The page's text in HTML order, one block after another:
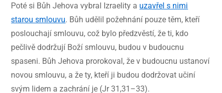
Poté si Bůh Jehova vybral Izraelity a uzavřel s nimi
starou smlouvu. Bůh udělil požehnání pouze těm, kteří
poslouchají smlouvu, což bylo předzvěstí, že ti, kdo
pečlivě dodržují Boží smlouvu, budou v budoucnu
spaseni. Bůh Jehova prorokoval, že v budoucnu ustanoví
novou smlouvu, a že ty, kteří ji budou dodržovat učiní
svým lidem a zachrání je (Jr 31,31–33).